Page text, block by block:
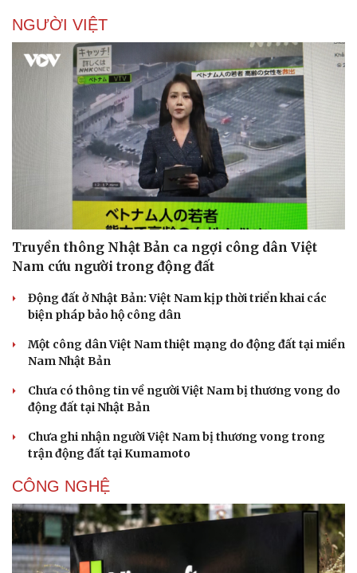
NGƯỜI VIỆT
Truyền thông Nhật Bản ca ngợi công dân Việt
Nam cứu người trong động đất
Động đất ở Nhật Bản: Việt Nam kịp thời triển khai các
biện pháp bảo hộ công dân
Một công dân Việt Nam thiệt mạng do động đất tại miền
Nam Nhật Bản
Chưa có thông tin về người Việt Nam bị thương vong do
động đất tại Nhật Bản
Chưa ghi nhận người Việt Nam bị thương vong trong
trận động đất tại Kumamoto
CÔNG NGHỆ